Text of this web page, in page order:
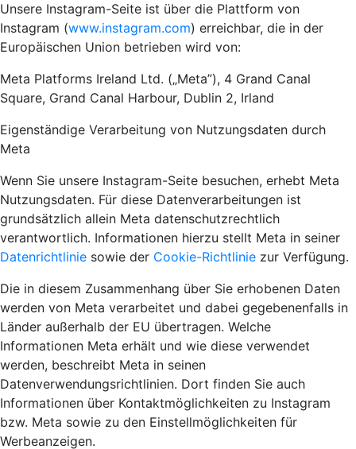
Unsere Instagram-Seite ist über die Plattform von
Instagram (www.instagram.com) erreichbar, die in der
Europäischen Union betrieben wird von:
Meta Platforms Ireland Ltd. („Meta”), 4 Grand Canal
Square, Grand Canal Harbour, Dublin 2, Irland
Eigenständige Verarbeitung von Nutzungsdaten durch
Meta
Wenn Sie unsere Instagram-Seite besuchen, erhebt Meta
Nutzungsdaten. Für diese Datenverarbeitungen ist
grundsätzlich allein Meta datenschutzrechtlich
verantwortlich. Informationen hierzu stellt Meta in seiner
Datenrichtlinie sowie der Cookie-Richtlinie zur Verfügung.
Die in diesem Zusammenhang über Sie erhobenen Daten
werden von Meta verarbeitet und dabei gegebenenfalls in
Länder außerhalb der EU übertragen. Welche
Informationen Meta erhält und wie diese verwendet
werden, beschreibt Meta in seinen
Datenverwendungsrichtlinien. Dort finden Sie auch
Informationen über Kontaktmöglichkeiten zu Instagram
bzw. Meta sowie zu den Einstellmöglichkeiten für
Werbeanzeigen.